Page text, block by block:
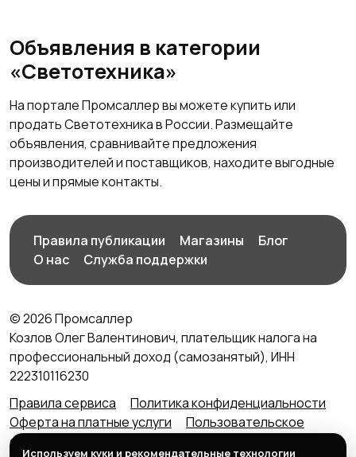
Объявления в категории
«Светотехника»
На портале Промсаллер вы можете купить или
продать Светотехника в России. Размещайте
объявления, сравнивайте предложения
производителей и поставщиков, находите выгодные
цены и прямые контакты.
Правила публикации Магазины
Блог
О нас
Служба поддержки
© 2026 Промсаллер
Козлов Олег Валентинович, плательщик налога на
профессиональный доход (самозанятый), ИНН
222310116230
Правила сервиса
Политика конфиденциальности
Оферта на платные услуги
Пользовательское
соглашение
Используем куки и рекомендательные технологии